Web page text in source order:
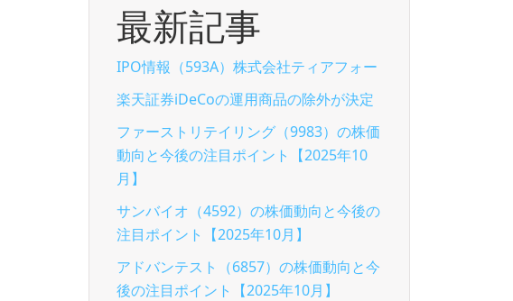
最新記事
IPO情報（593A）株式会社ティアフォー
楽天証券iDeCoの運用商品の除外が決定
ファーストリテイリング（9983）の株価
動向と今後の注目ポイント【2025年10
月】
サンバイオ（4592）の株価動向と今後の
注目ポイント【2025年10月】
アドバンテスト（6857）の株価動向と今
後の注目ポイント【2025年10月】